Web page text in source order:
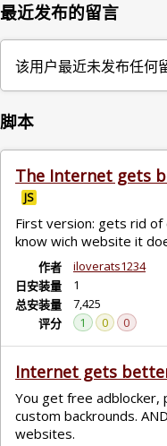
最近发布的留言
该用户最近未发布任何
脚本
The Internet gets
JS
First version: gets rid of
know wich website it
作者
iloverats1234
日安装量
1
总安装量
7,425
评分
1 0 0
Internet gets
You get free adblocker,
custom backrounds.
websites.